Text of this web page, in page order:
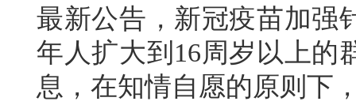
最新公告，新冠疫苗加强
年人扩大到16周岁以上的
息，在知情自愿的原则下